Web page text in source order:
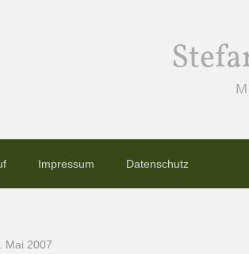
Impressum Datenschutz
Mai 2007